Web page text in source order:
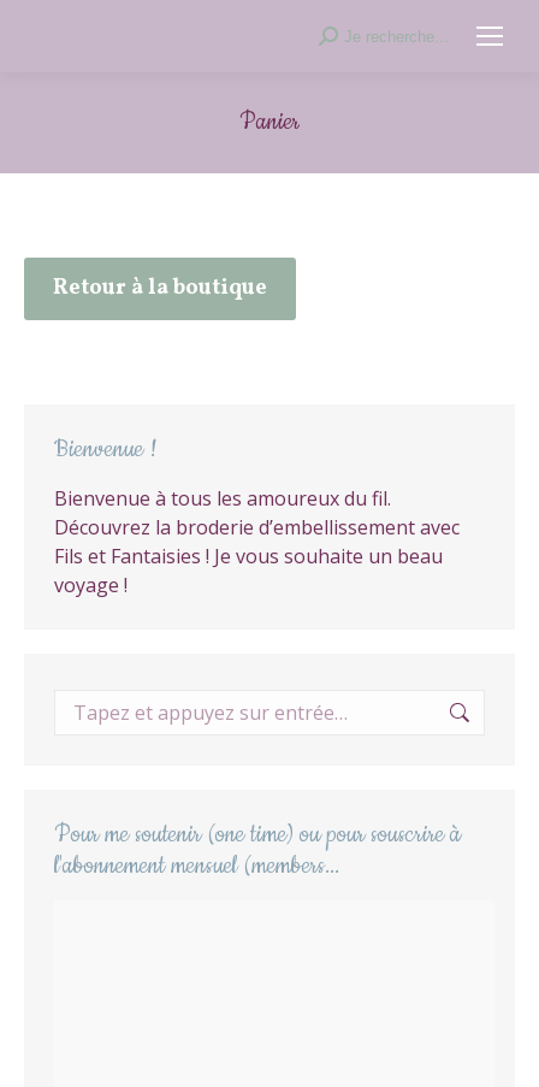
Recherche
Je recherche...
Panier
Retour à la boutique
Bienvenue !
Bienvenue à tous les amoureux du fil.
Découvrez la broderie d’embellissement avec
Fils et Fantaisies ! Je vous souhaite un beau
voyage !
Recherche
Pour me soutenir (one time) ou pour souscrire à
l'abonnement mensuel (members...